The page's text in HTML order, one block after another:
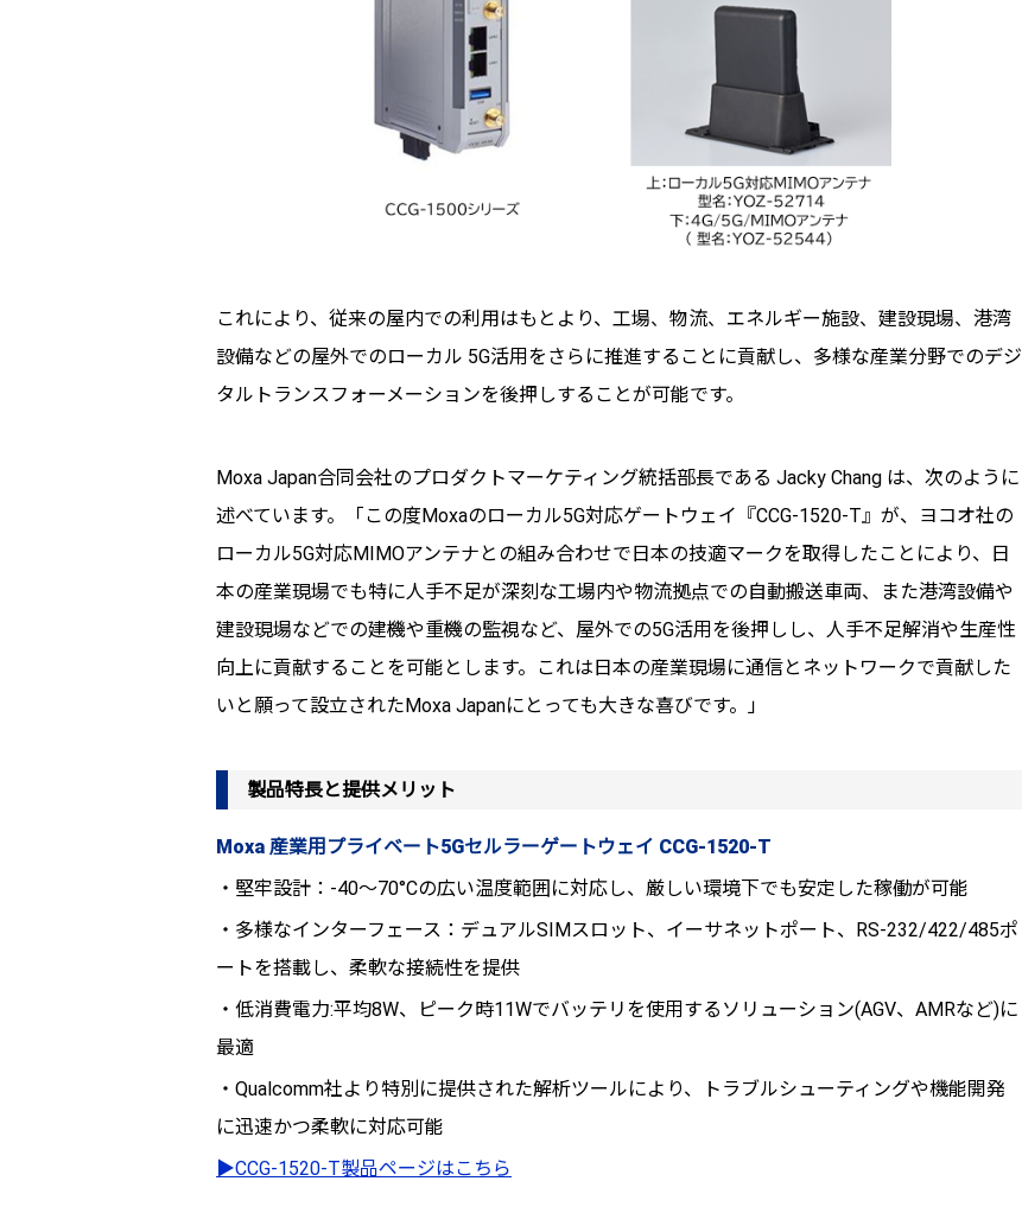
これにより、従来の屋内での利用はもとより、工場、物流、エネルギー施設、建設現場、港湾
設備などの屋外でのローカル 5G活用をさらに推進することに貢献し、多様な産業分野でのデジ
タルトランスフォーメーションを後押しすることが可能です。
Moxa Japan合同会社のプロダクトマーケティング統括部長である Jacky Chang は、次のように
述べています。「この度Moxaのローカル5G対応ゲートウェイ『CCG-1520-T』が、ヨコオ社の
ローカル5G対応MIMOアンテナとの組み合わせで日本の技適マークを取得したことにより、日
本の産業現場でも特に人手不足が深刻な工場内や物流拠点での自動搬送車両、また港湾設備や
建設現場などでの建機や重機の監視など、屋外での5G活用を後押しし、人手不足解消や生産性
向上に貢献することを可能とします。これは日本の産業現場に通信とネットワークで貢献した
いと願って設立されたMoxa Japanにとっても大きな喜びです。」
製品特長と提供メリット
Moxa 産業用プライベート5Gセルラーゲートウェイ CCG-1520-T
・堅牢設計：-40～70°Cの広い温度範囲に対応し、厳しい環境下でも安定した稼働が可能
・多様なインターフェース：デュアルSIMスロット、イーサネットポート、RS-232/422/485ポ
ートを搭載し、柔軟な接続性を提供
・低消費電力:平均8W、ピーク時11Wでバッテリを使用するソリューション(AGV、AMRなど)に
最適
・Qualcomm社より特別に提供された解析ツールにより、トラブルシューティングや機能開発
に迅速かつ柔軟に対応可能
▶CCG-1520-T製品ページはこちら